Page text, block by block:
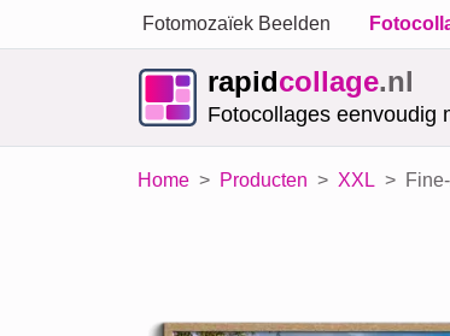
Fotomozaïek Beelden
rapidcollage.nl
Fotocollages eenvoudig
Home Producten XXL